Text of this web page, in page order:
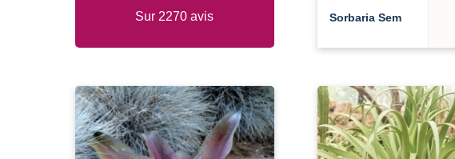
Sur 2270 avis Sorbaria Sem